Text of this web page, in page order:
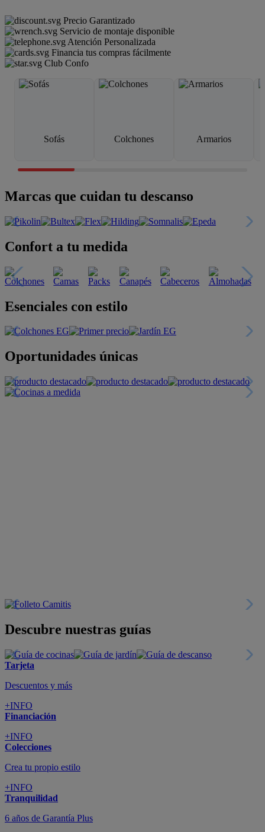
Precio Garantizado
Servicio de montaje disponible
Atención Personalizada
Financia tus compras fácilmente
Club Confo
Sofás Colchones Armarios
Marcas que cuidan tu descanso
Confort a tu medida
Esenciales con estilo
Oportunidades únicas
Descubre nuestras guías
Tarjeta
Descuentos y más
+INFO
Financiación
+INFO
Colecciones
Crea tu propio estilo
+INFO
Tranquilidad
6 años de Garantía Plus